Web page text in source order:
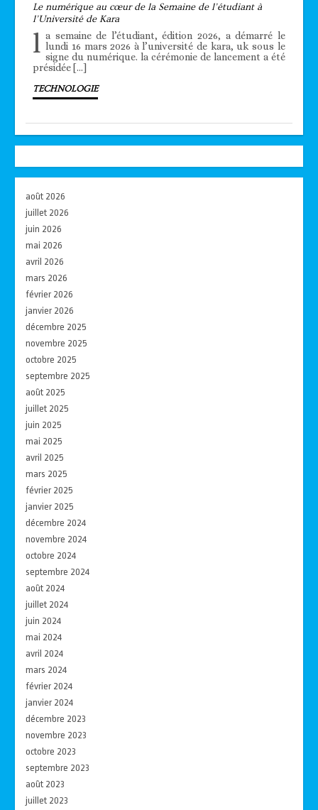
Le numérique au cœur de la Semaine de l’étudiant à
l’Université de Kara
l a semaine de l’étudiant, édition 2026, a démarré le
lundi 16 mars 2026 à l’université de kara, uk sous le
signe du numérique. la cérémonie de lancement a été
présidée […]
TECHNOLOGIE
août 2026
juillet 2026
juin 2026
mai 2026
avril 2026
mars 2026
février 2026
janvier 2026
décembre 2025
novembre 2025
octobre 2025
septembre 2025
août 2025
juillet 2025
juin 2025
mai 2025
avril 2025
mars 2025
février 2025
janvier 2025
décembre 2024
novembre 2024
octobre 2024
septembre 2024
août 2024
juillet 2024
juin 2024
mai 2024
avril 2024
mars 2024
février 2024
janvier 2024
décembre 2023
novembre 2023
octobre 2023
septembre 2023
août 2023
juillet 2023